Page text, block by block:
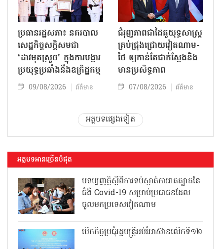
ប្រធានរដ្ឋសភា៖ នគរបាល
សេដ្ឋកិច្ចសក្តិសមជា
“ដាវមុតស្រួច” ក្នុងការបង្ការ
ប្រយុទ្ធប្រឆាំងនឹងឧក្រិដ្ឋកម្ម
09/08/2026 ព័ត៌មាន
ជំរុញភាពជាដៃគូយុទ្ធសាស្ត្រ
គ្រប់ជ្រុងជ្រោយវៀតណាម-
ថៃ ឲ្យកាន់តែជាក់ស្ដែងនិង
មានប្រសិទ្ធភាព
07/08/2026 ព័ត៌មាន
អត្ថបទផ្សេងទៀត
អត្ថបទអានច្រើនបំផុត
បទប្បញ្ញត្តិស្តីពីការទប់ស្កាត់ការរាតត្បាតនៃ
ជំងឺ Covid-19 សម្រាប់ប្រជាជនដែល
ចូលមកប្រទេសវៀតណាម
បើកកិច្ចប្រជុំរដ្ឋមន្ត្រីអប់រំអាស៊ានលើកទី១២